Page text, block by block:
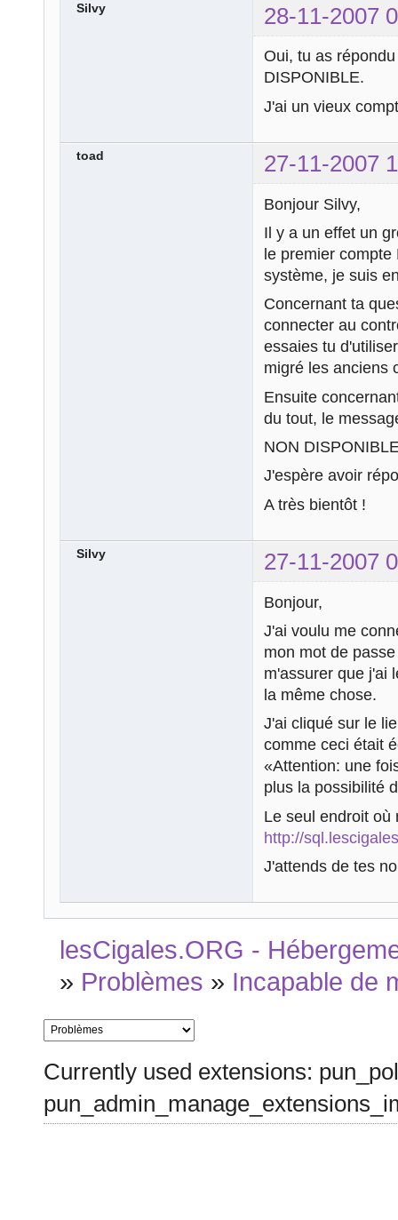
Silvy 28-11-2007
Oui, tu as
DISPONIBLE.
J'ai un vieux
toad 27-11-2007
Bonjour Silvy,
Il y a un effet un
le premier
système, je suis
Concernant ta
connecter au
essaies tu
migré les anciens
Ensuite
du tout, le
NON
J'espère avoir
A très bientôt !
Silvy 27-11-2007
Bonjour,
J'ai voulu me
mon mot de
m'assurer que j'ai
la même chose.
J'ai cliqué sur le
comme ceci était
«Attention: une
plus la possibilité
Le seul endroit où
http://
J'attends de tes
lesCigales.ORG -
» Problèmes » Incapable de
Currently used extensions: